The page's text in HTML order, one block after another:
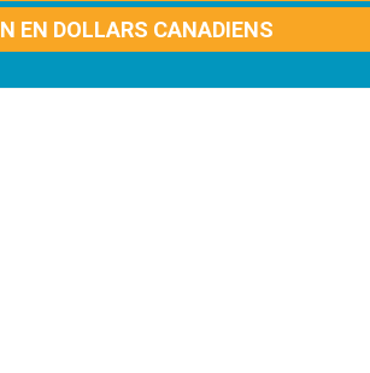
EN DOLLARS CANADIENS